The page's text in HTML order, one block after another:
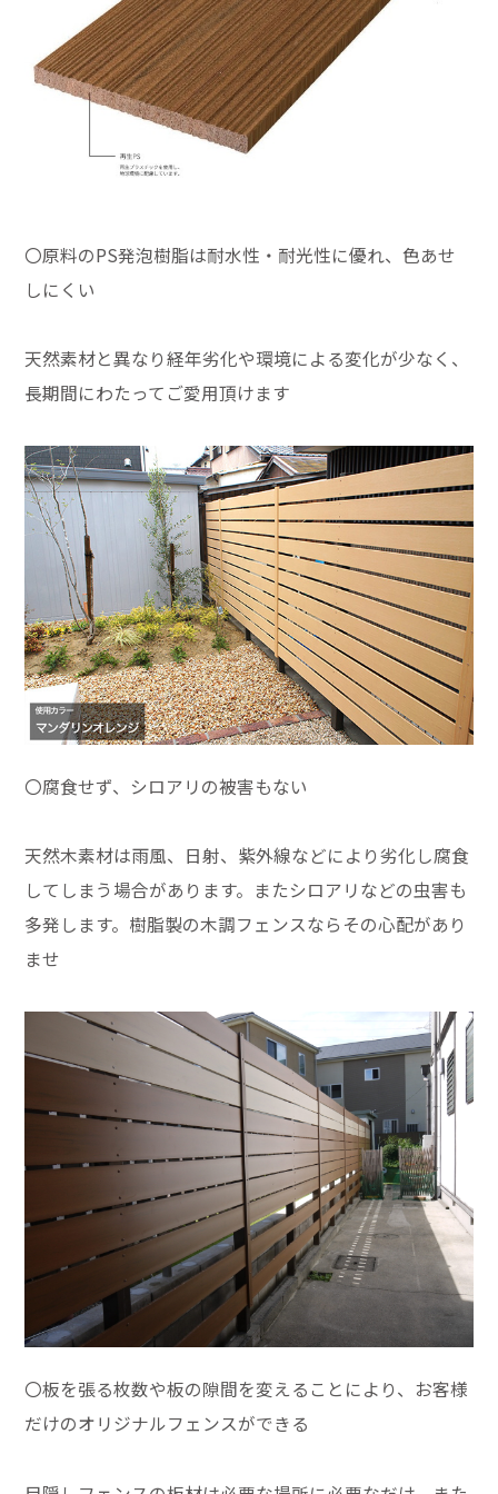
〇原料のPS発泡樹脂は耐水性・耐光性に優れ、色あせ
しにくい
天然素材と異なり経年劣化や環境による変化が少なく、
長期間にわたってご愛用頂けます
〇腐食せず、シロアリの被害もない
天然木素材は雨風、日射、紫外線などにより劣化し腐食
してしまう場合があります。またシロアリなどの虫害も
多発します。樹脂製の木調フェンスならその心配があり
ませ
〇板を張る枚数や板の隙間を変えることにより、お客様
だけのオリジナルフェンスができる